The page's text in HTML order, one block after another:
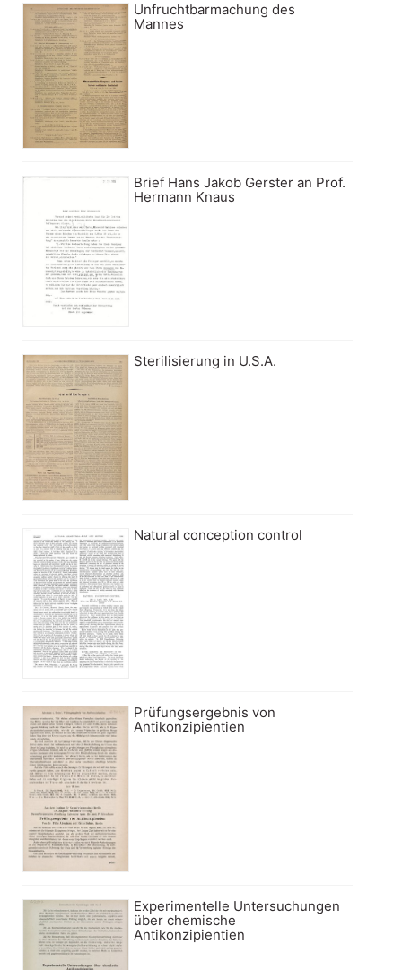
Unfruchtbarmachung des
Mannes
Brief Hans Jakob Gerster an Prof.
Hermann Knaus
Sterilisierung in U.S.A.
Natural conception control
Prüfungsergebnis von
Antikonzipientien
Experimentelle Untersuchungen
über chemische
Antikonzipientien